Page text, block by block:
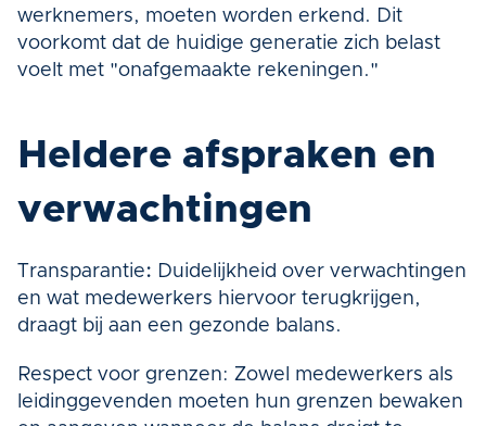
werknemers, moeten worden erkend. Dit
voorkomt dat de huidige generatie zich belast
voelt met "onafgemaakte rekeningen."
Heldere afspraken en
verwachtingen
Transparantie: Duidelijkheid over verwachtingen
en wat medewerkers hiervoor terugkrijgen,
draagt bij aan een gezonde balans.
Respect voor grenzen: Zowel medewerkers als
leidinggevenden moeten hun grenzen bewaken